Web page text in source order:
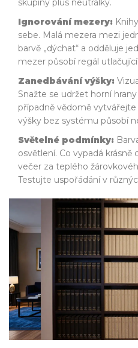
skupiny plus neutrálky.
Ignorování mezery:
sebe. Malá mezera mezi
barvě „dýchat“ a odděluje
mezer působí regál
Zanedbávání výšky:
Snažte se udržet horní
případně vědomě
výšky bez systému působí
Světelné podmínky:
osvětlení. Co vypadá
večer za teplého
Testujte uspořádání v